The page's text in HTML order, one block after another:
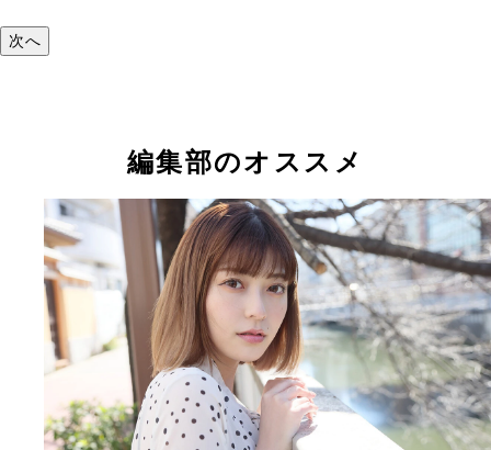
次へ
編集部のオススメ